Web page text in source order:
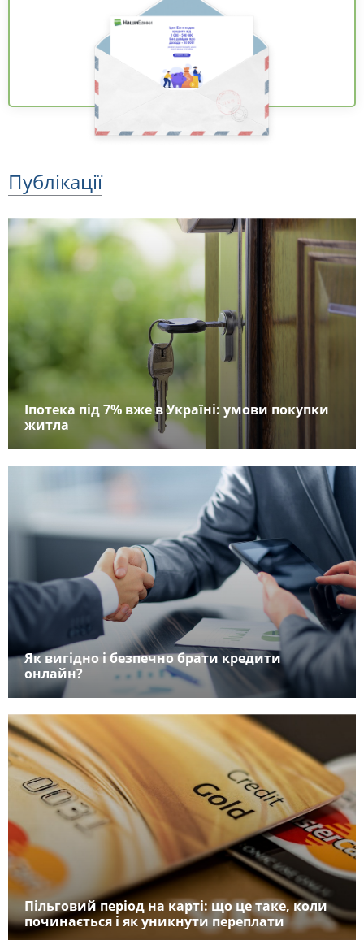
Публікації
Іпотека під 7% вже в Україні: умови покупки
житла
Як вигідно і безпечно брати кредити
онлайн?
Пільговий період на карті: що це таке, коли
починається і як уникнути переплати